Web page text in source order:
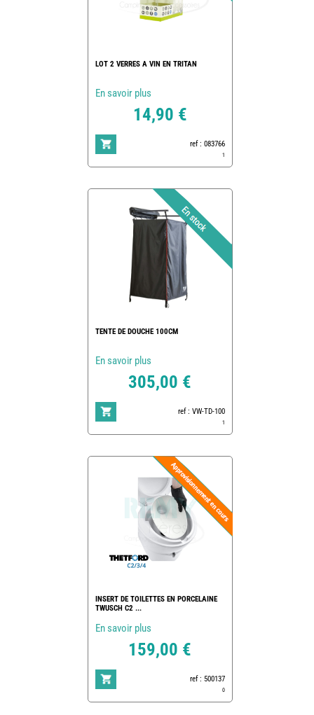
LOT 2 VERRES A VIN EN TRITAN
En savoir plus
14,90 €
ref : 083766
1
TENTE DE DOUCHE 100CM
En savoir plus
305,00 €
ref : VW-TD-100
1
INSERT DE TOILETTES EN PORCELAINE
TWUSCH C2 ...
En savoir plus
159,00 €
ref : 500137
0